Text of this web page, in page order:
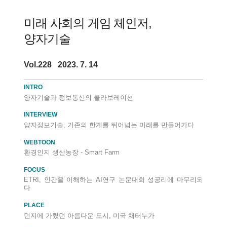
미래 사회의 게임 체인저,
양자기술
Vol.228 2023. 7. 14
INTRO
양자기술과 정보통신의 콜라보레이션
INTERVIEW
양자정보기술, 기존의 한계를 뛰어넘는 미래를 만들어가다
WEBTOON
환경인지 생산농장 - Smart Farm
FOCUS
ETRI, 인간을 이해하는 AI연구 논문대회 성공리에 마무리되
다
PLACE
먼지에 가렸던 아름다운 도시, 미국 채터누가